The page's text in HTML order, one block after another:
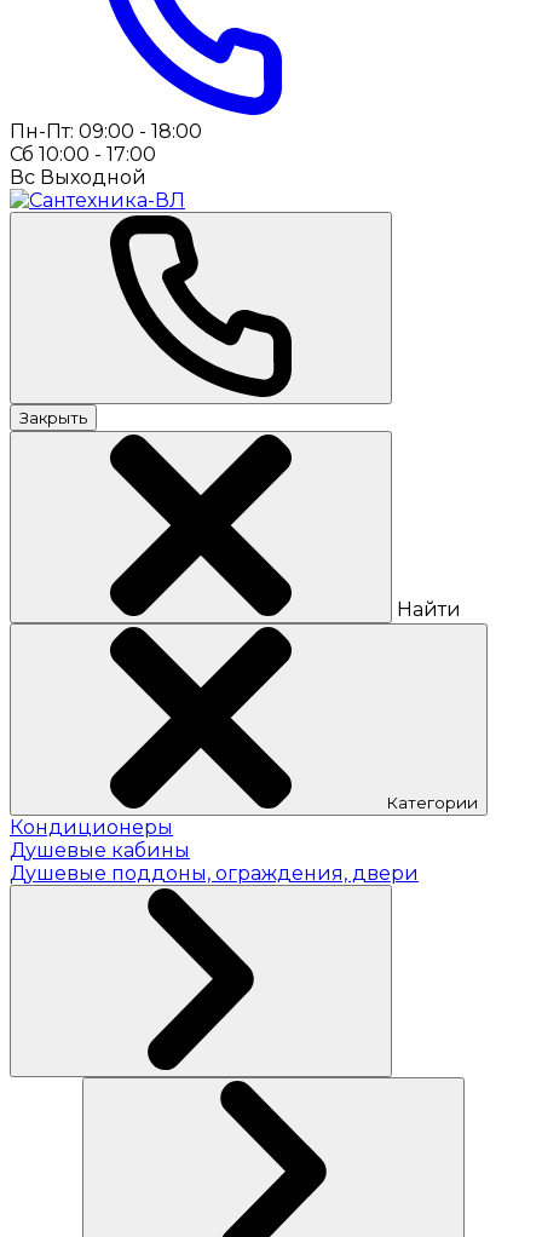
Пн-Пт: 09:00 - 18:00
Сб 10:00 - 17:00
Вс Выходной
Закрыть
Найти
Категории
Кондиционеры
Душевые кабины
Душевые поддоны, ограждения, двери